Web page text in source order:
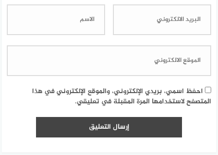
احفظ اسمي، بريدي الإلكتروني، والموقع الإلكتروني في هذا
المتصفح لاستخدامها المرة المقبلة في تعليقي.